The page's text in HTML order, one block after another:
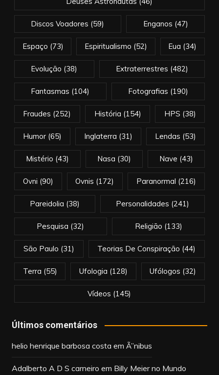
Discos Voadores (59) Enganos (47)
Espaço (73) Espiritualismo (52) Eua (34)
Evolução (38) Extraterrestres (482)
Fantasmas (104) Fotografias (190)
Fraudes (252) História (154) HPS (38)
Humor(65) Inglaterra (31) Lendas (53)
Mistério (43) Nasa (30) Nave (43)
Ovni (90) Ovnis (172) Paranormal (216)
Pareidolia (38) Personalidades (241)
Pesquisa (32) Religião (133)
São Paulo (31) Teorias De Conspiração (44)
Terra (55) Ufologia (128) Ufólogos (32)
Vídeos (145)
Últimos comentários
helio henrique barbosa costa em Ã”nibus
Adalberto A D S carneiro em Billy Meier no Mundo